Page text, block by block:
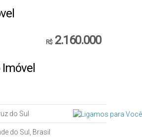
R$2.160.000
do Sul
do Sul, Brasil